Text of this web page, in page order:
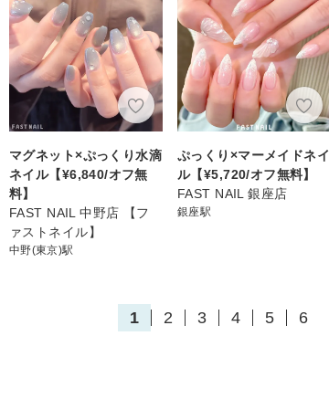
マグネット×ぷっくり水滴
ネイル【¥6,840/オフ無
料】
FAST NAIL 中野店 【フ
ァストネイル】
中野(東京)駅
ぷっくり×マーメイドネイ
ル【¥5,720/オフ無料】
FAST NAIL 銀座店
銀座駅
1 2 3 4 5 6